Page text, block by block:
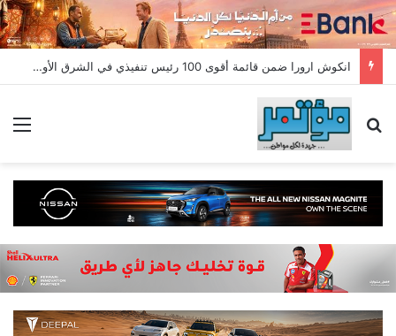
انكوش ارورا ضمن قائمة أقوى 100 رئيس تنفيذي في الشرق الأوسط لعام 2026 في قائمة فوربس الشرق الأوسط”
بحث عن